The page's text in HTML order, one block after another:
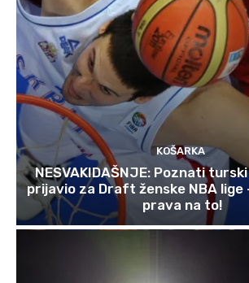
KOŠARKA
NESVAKIDAŠNJE: Poznati
prijavio za Draft ženske NBA lige
prava na to!